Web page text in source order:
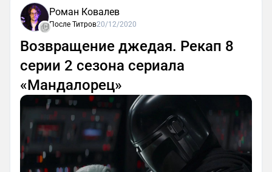
Роман Ковалев
После Титров20/12/2020
Возвращение джедая. Рекап 8
серии 2 сезона сериала
«Мандалорец»